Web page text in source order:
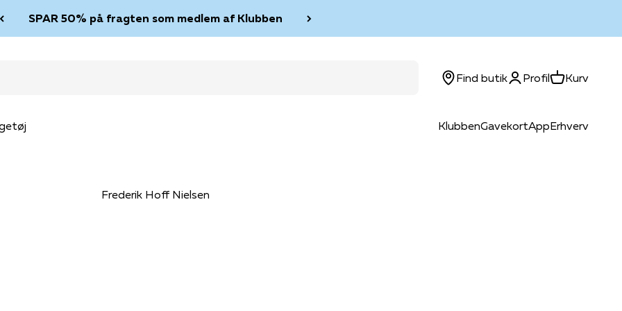
SPAR 50% på fragten som medlem af Klubben
KlubbenGavekortAppErhverv
Find butikLog ind
ProfilKurvKurv
Frederik Hoff Nielsen